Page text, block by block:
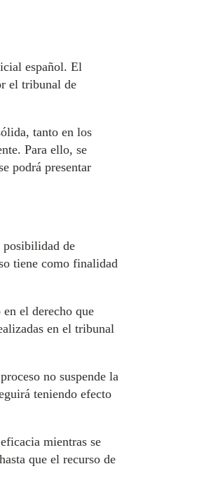
español. El
el tribunal de
tanto en los
Para ello, se
podrá presentar
posibilidad de
tiene como finalidad
el derecho que
en el tribunal
no suspende la
teniendo efecto
mientras se
que el recurso de